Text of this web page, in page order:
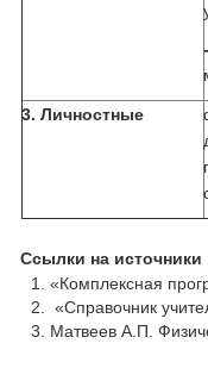
3. Личностные
Ссылки на источники
«Комплексная
«Справочник
Матвеев А.П.